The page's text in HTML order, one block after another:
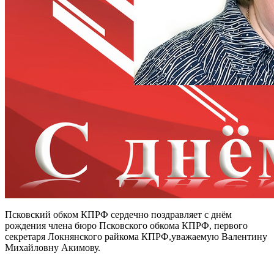
Псковский обком КПРФ сердечно поздравляет с днём
рождения члена бюро Псковского обкома КПРФ, первого
секретаря Локнянского райкома КПРФ,уважаемую Валентину
Михайловну Акимову.